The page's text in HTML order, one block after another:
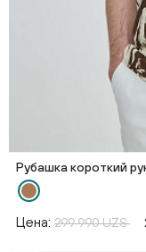
Рубашка короткий
Цена: 299 990 UZS